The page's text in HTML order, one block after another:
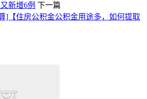
新增6例 下一篇
]【住房公积金公积金用途多，如何提取